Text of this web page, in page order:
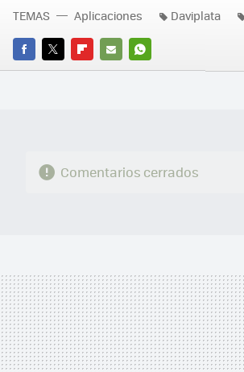
FACEBOOK
TWITTERFLIPBOARD
E-
WHATSAPP
TEMAS Aplicaciones Daviplata
Comentarios cerrados